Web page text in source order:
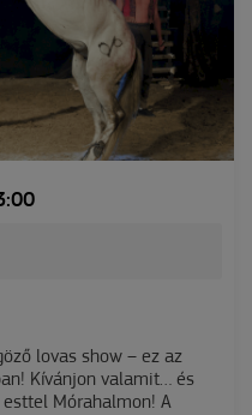
lovas show – ez az
Kívánjon valamit… és
Mórahalmon! A